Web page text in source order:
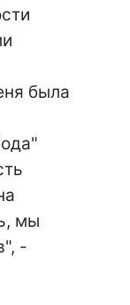
была
мы
-